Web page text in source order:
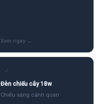
✓
Đèn chiếu cây 18w
Chiếu sáng cảnh quan